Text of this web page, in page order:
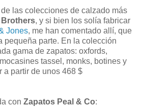
las colecciones de calzado más
, y si bien los solía fabricar
Jones, me han comentado allí, que
pequeña parte. En la colección
gama de zapatos: oxfords,
tassel, monks, botines y
a partir de unos 468 $
con Zapatos Peal & Co: